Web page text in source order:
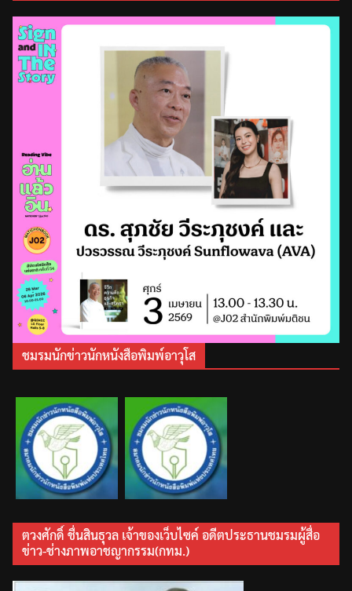
ชมรมนักข่าวนักหนังสือพิมพ์อาวุโส
ตวงศักดิ์ ชื่นสินธุวล เจ้าของเว็บไซค์ อดีตประธานชมรมผู้สื่อ
ข่าว-ช่างภาพอาชญากรรม(กทม.)